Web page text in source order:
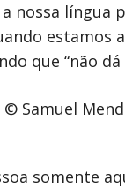
nossa língua
estamos
que “não
somente